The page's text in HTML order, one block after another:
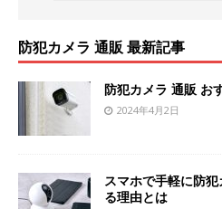
防犯カメラ 通販 最新記事
防犯カメラ 通販 お
2024年4月2日
スマホで手軽に防
る理由とは